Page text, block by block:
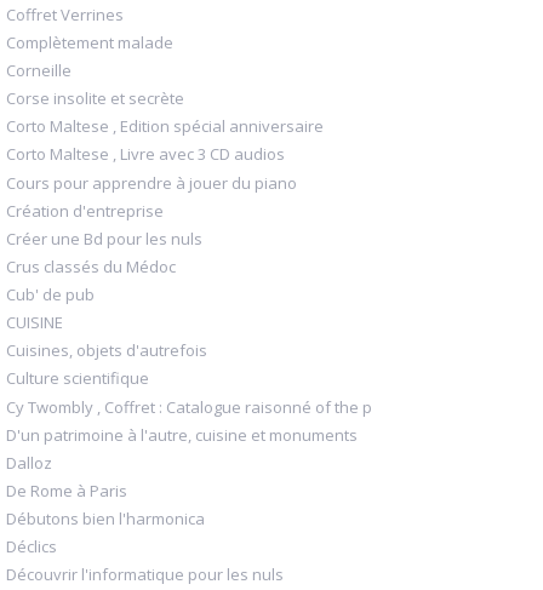
Coffret Verrines
Complètement malade
Corneille
Corse insolite et secrète
Corto Maltese , Edition spécial anniversaire
Corto Maltese , Livre avec 3 CD audios
Cours pour apprendre à jouer du piano
Création d'entreprise
Créer une Bd pour les nuls
Crus classés du Médoc
Cub' de pub
CUISINE
Cuisines, objets d'autrefois
Culture scientifique
Cy Twombly , Coffret : Catalogue raisonné of the p
D'un patrimoine à l'autre, cuisine et monuments
Dalloz
De Rome à Paris
Débutons bien l'harmonica
Déclics
Découvrir l'informatique pour les nuls